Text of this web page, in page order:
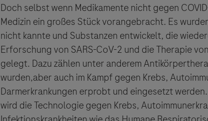
Doch selbst wenn Medikamente nicht gegen
Medizin ein großes Stück vorangebracht. Es
nicht kannte und Substanzen entwickelt, die
Erforschung von SARS-CoV-2 und die Therapie
gelegt. Dazu zählen unter anderem
wurden,aber auch im Kampf gegen Krebs,
Darmerkrankungen erprobt und eingesetzt
wird die Technologie gegen Krebs,